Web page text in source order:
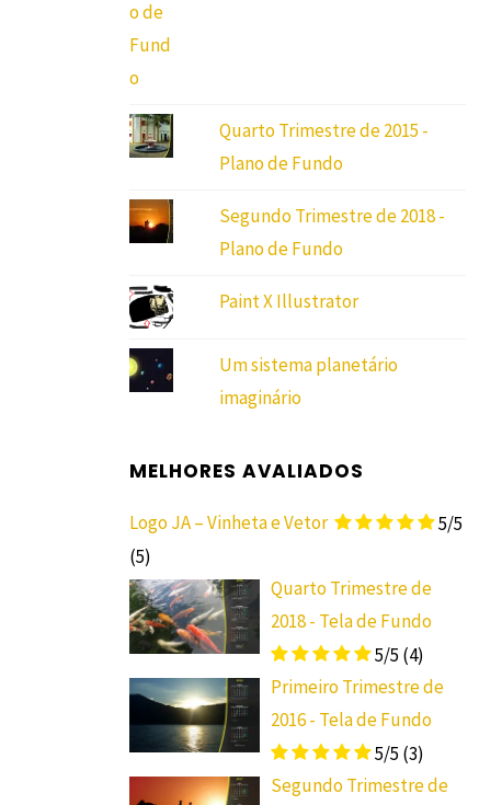
Quarto Trimestre de 2015 -
Plano de Fundo
Segundo Trimestre de 2018 -
Plano de Fundo
Paint X Illustrator
Um sistema planetário
imaginário
MELHORES AVALIADOS
Logo JA – Vinheta e Vetor
5/5
(5)
Quarto Trimestre de
2018 - Tela de Fundo
5/5 (4)
Primeiro Trimestre de
2016 - Tela de Fundo
5/5 (3)
Segundo Trimestre de